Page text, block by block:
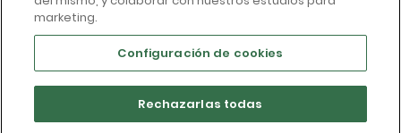
SU CUENTA 
marketing.
Configuración de cookies
Rechazarlas todas